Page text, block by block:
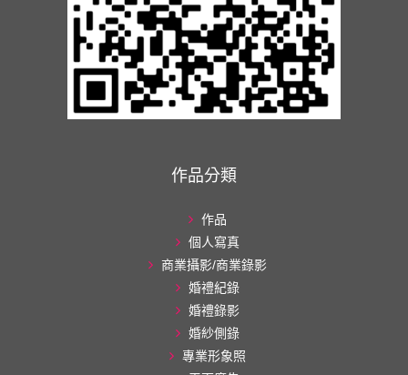
作品分類
作品
個人寫真
商業攝影/商業錄影
婚禮紀錄
婚禮錄影
婚紗側錄
專業形象照